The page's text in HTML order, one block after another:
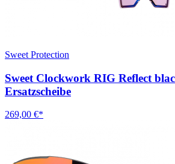
Sweet Protection
Sweet Clockwork RIG Reflect
Ersatzscheibe
269,00 €*